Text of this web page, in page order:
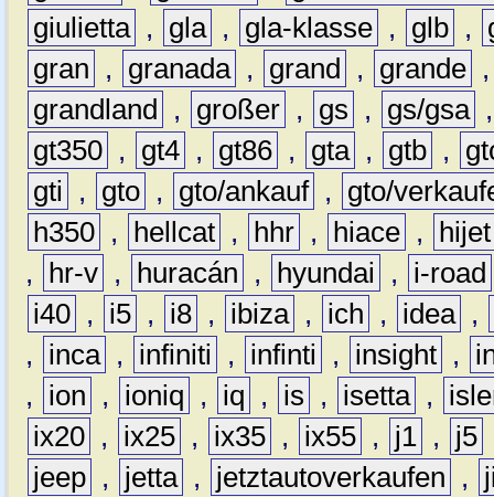
giulietta , gla , gla-klasse , glb ,
gran
, granada , grand , grande
grandland
, großer , gs , gs/gsa
gt350 , gt4 , gt86 , gta , gtb ,
gti
, gto , gto/ankauf ,
gto/
h350 , hellcat , hhr , hiace ,
hijet
,
hr-v , huracán , hyundai ,
i-road
i40 , i5 , i8 , ibiza , ich , idea ,
,
inca , infiniti , infinti , insight ,
,
ion , ioniq , iq , is , isetta ,
ix20 , ix25 , ix35 , ix55 , j1 , j5
jeep , jetta , jetztautoverkaufen ,